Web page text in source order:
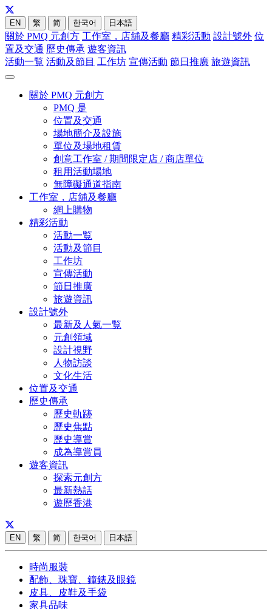
EN 繁 简 한국어 日本語
關於 PMQ 元創方 工作室，店舖及餐廳 精彩活動 設計號外 位
置及交通 歷史傳承 遊客資訊
活動一覧 活動及節目 工作坊 宣傳活動 節日推廣 旅遊資訊
關於 PMQ 元創方
PMQ 是
位置及交通
場地簡介及設施
單位及場地租賃
創意工作室 / 期間限定店 / 商店單位
租用活動場地
無障礙通道指南
工作室，店舖及餐廳
網上購物
精彩活動
活動一覧
活動及節目
工作坊
宣傳活動
節日推廣
旅遊資訊
設計號外
最新及人氣一覧
元創領域
設計視野
人物訪談
文化生活
位置及交通
歷史傳承
歷史軌跡
歷史焦點
歷史導賞
成為導賞員
遊客資訊
探索元創方
最新熱話
遊歷香港
EN 繁 简 한국어 日本語
時尚服裝
配飾、珠寶、鐘錶及眼鏡
皮具、皮鞋及手袋
家具品味